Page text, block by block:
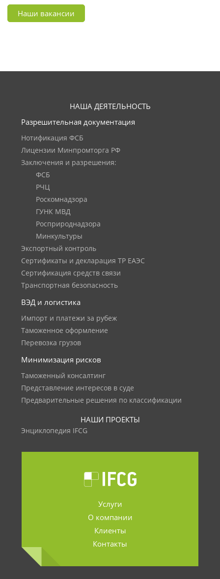
Наши вакансии
НАША ДЕЯТЕЛЬНОСТЬ
Разрешительная документация
Нотификация ФСБ
Лицензии Минпромторга РФ
Заключения и разрешения:
ФСБ
РЧЦ
Роскомнадзора
ГУНК МВД
Росприроднадзора
Минкультуры
Экспортный контроль
Сертификаты и декларация ТР ЕАЭС
Сертификация средств связи
Транспортная безопасность
ВЭД и логистика
Импорт и платежи за рубеж
Таможенное оформление
Перевозка грузов
Минимизация рисков
Таможенный консалтинг
Представление интересов в суде
Предварительные решения по классификации
НАШИ ПРОЕКТЫ
Энциклопедия IFCG
Услуги
О компании
Клиенты
Контакты